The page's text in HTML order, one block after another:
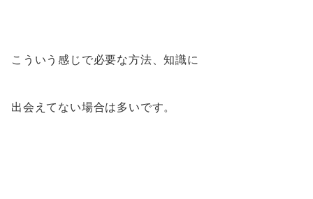
こういう感じで必要な方法、知識に
出会えてない場合は多いです。